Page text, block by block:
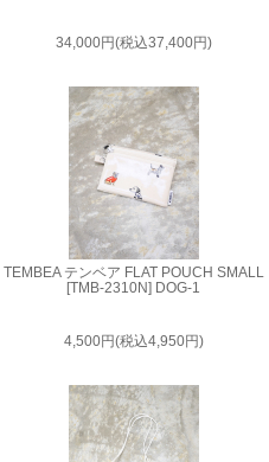
34,000円(税込37,400円)
TEMBEA テンベア FLAT POUCH SMALL
[TMB-2310N] DOG-1
4,500円(税込4,950円)